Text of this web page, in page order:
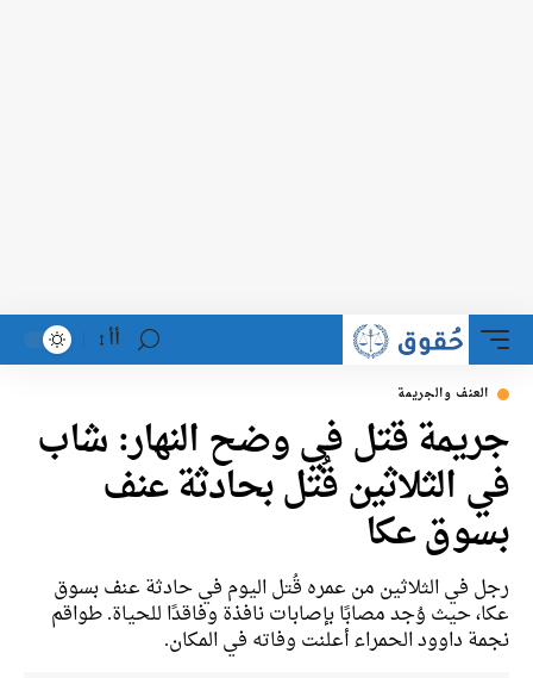
أأ
والجريمة
قتل في وضح النهار: شاب
الثلاثين قُتل بحادثة عنف
عكا
في الثلاثين من عمره قُتل اليوم في حادثة عنف بسوق
حيث وُجد مصابًا بإصابات نافذة وفاقدًا للحياة. طواقم
داوود الحمراء أعلنت وفاته في المكان.